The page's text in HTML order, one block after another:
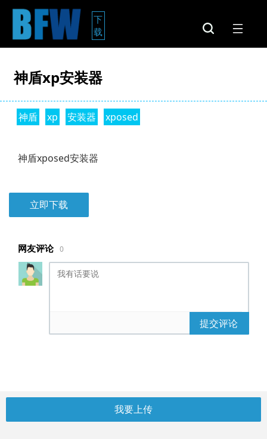
下
载
神盾xp安装器
神盾 xp 安装器 xposed
神盾xposed安装器
立即下载
网友评论 0
提交评论
我要上传